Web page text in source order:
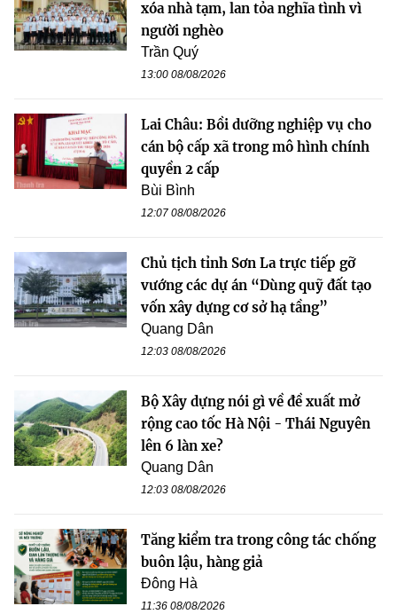
xóa nhà tạm, lan tỏa nghĩa tình vì
người nghèo
Trần Quý
13:00 08/08/2026
Lai Châu: Bồi dưỡng nghiệp vụ cho
cán bộ cấp xã trong mô hình chính
quyền 2 cấp
Bùi Bình
12:07 08/08/2026
Chủ tịch tỉnh Sơn La trực tiếp gỡ
vướng các dự án “Dùng quỹ đất tạo
vốn xây dựng cơ sở hạ tầng”
Quang Dân
12:03 08/08/2026
Bộ Xây dựng nói gì về đề xuất mở
rộng cao tốc Hà Nội - Thái Nguyên
lên 6 làn xe?
Quang Dân
12:03 08/08/2026
Tăng kiểm tra trong công tác chống
buôn lậu, hàng giả
Đông Hà
11:36 08/08/2026